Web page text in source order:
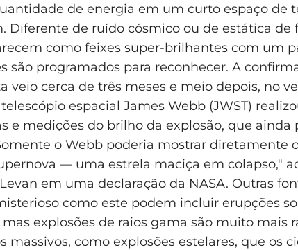
de energia em um curto espaço de
Diferente de ruído cósmico ou de estática de
como feixes super-brilhantes com um
são programados para reconhecer. A
veio cerca de três meses e meio depois, no
espacial James Webb (JWST)
e medições do brilho da explosão, que ainda
o Webb poderia mostrar diretamente
— uma estrela maciça em colapso,"
em uma declaração da NASA. Outras
como este podem incluir erupções
explosões de raios gama são muito mais
massivos, como explosões estelares, que os